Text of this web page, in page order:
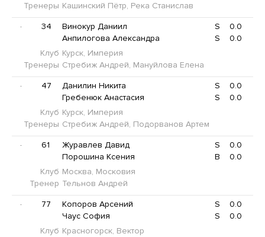
Тренеры Кашинский Пётр, Река Станислав
· 34 Винокур Даниил S
0.0
Анпилогова Александра
S
0.0
Клуб Курск, Империя
Тренеры Стребиж Андрей, Мануйлова Елена
· 47 Данилин Никита S
0.0
Гребенюк Анастасия
S
0.0
Клуб Курск, Империя
Тренеры Стребиж Андрей, Подорванов Артем
· 61 Журавлев Давид S
0.0
Порошина Ксения
B
0.0
Клуб Москва, Московия
Тренер Тельнов Андрей
· 77 Копоров Арсений S
0.0
Чаус София
S
0.0
Клуб Красногорск, Вектор